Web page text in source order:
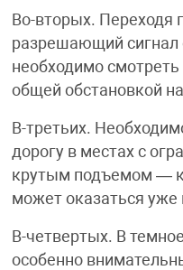
Во-вторых. Переходя
разрешающий сигнал
необходимо
общей обстановкой
В-третьих.
дорогу в местах с
крутым подъемом —
может оказаться уже
В-четвертых. В
особенно